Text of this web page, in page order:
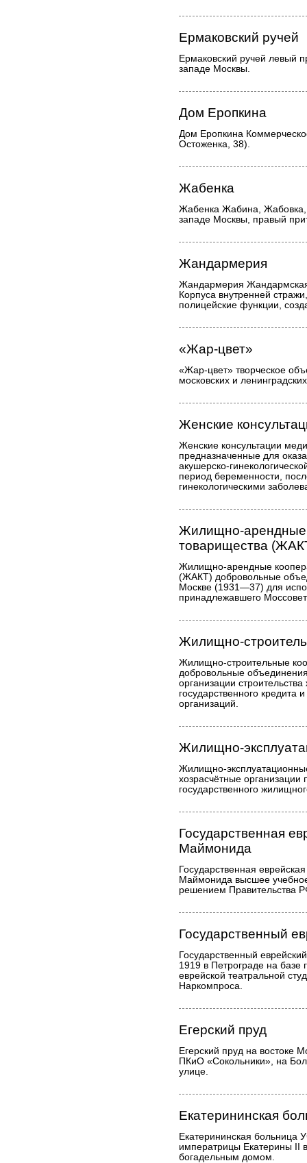
Ермаковский ручей
Ермаковский ручей левый
западе Москвы.
Дом Еропкина
Дом Еропкина
Остоженка, 38).
Жабенка
Жабенка Жабина,
западе Москвы, правый
Жандармерия
Жандармерия
Корпуса внутренней
полицейские функции,
«Жар-цвет»
«Жар-цвет» творческое
московских и
Женские
Женские консультации
предназначенные для
акушерско-
период беременности,
гинекологическими
Жилищно-арендные
товарищества
Жилищно-арендные
(ЖАКТ) добровольные
Москве (1931—37) для
принадлежавшего
Жилищно-
Жилищно-строительные
добровольные
организации
государственного кредита
организаций.
Жилищно-
Жилищно-
хозрасчётные организации
государственного
Государственная
Маймонида
Государственная
Маймонида высшее
решением Правительства
Государственный
Государственный
1919 в Петрограде на базе
еврейской театральной
Наркомпроса.
Егерский пруд
Егерский пруд на востоке
ПКиО «Сокольники», на
улице.
Екатерининская
Екатерининская больница
императрицы Екатерины II
богадельным домом.